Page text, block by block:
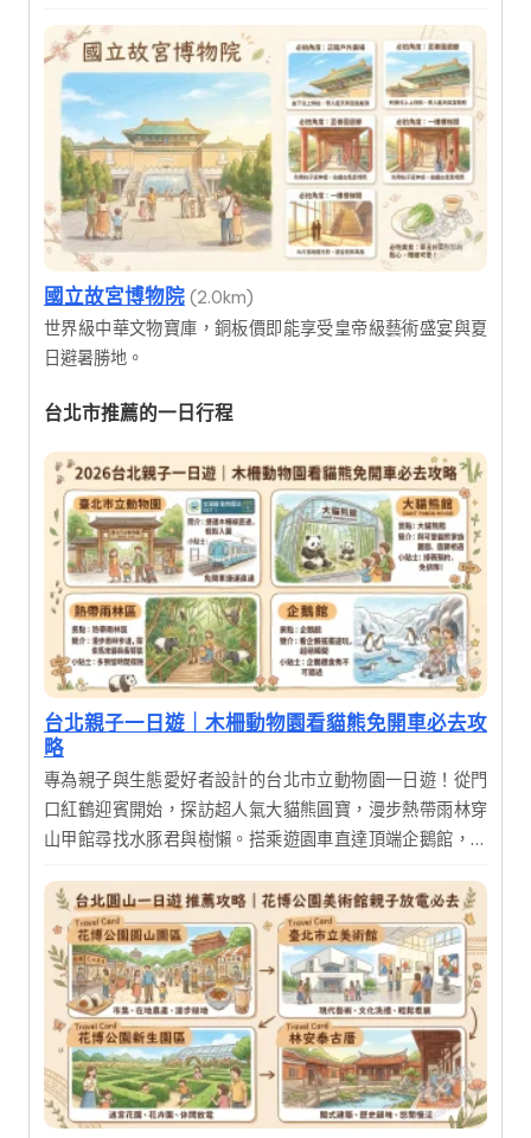
國立故宮博物院 (2.0km)
世界級中華文物寶庫，銅板價即能享受皇帝級藝術盛宴與夏
日避暑勝地。
台北市推薦的一日行程
台北親子一日遊｜木柵動物園看貓熊免開車必去攻
略
專為親子與生態愛好者設計的台北市立動物園一日遊！從門
口紅鶴迎賓開始，探訪超人氣大貓熊圓寶，漫步熱帶雨林穿
山甲館尋找水豚君與樹懶。搭乘遊園車直達頂端企鵝館，感
遊亞洲最大的動物園，寓教於樂的最佳選擇。